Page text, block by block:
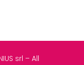
srl – All